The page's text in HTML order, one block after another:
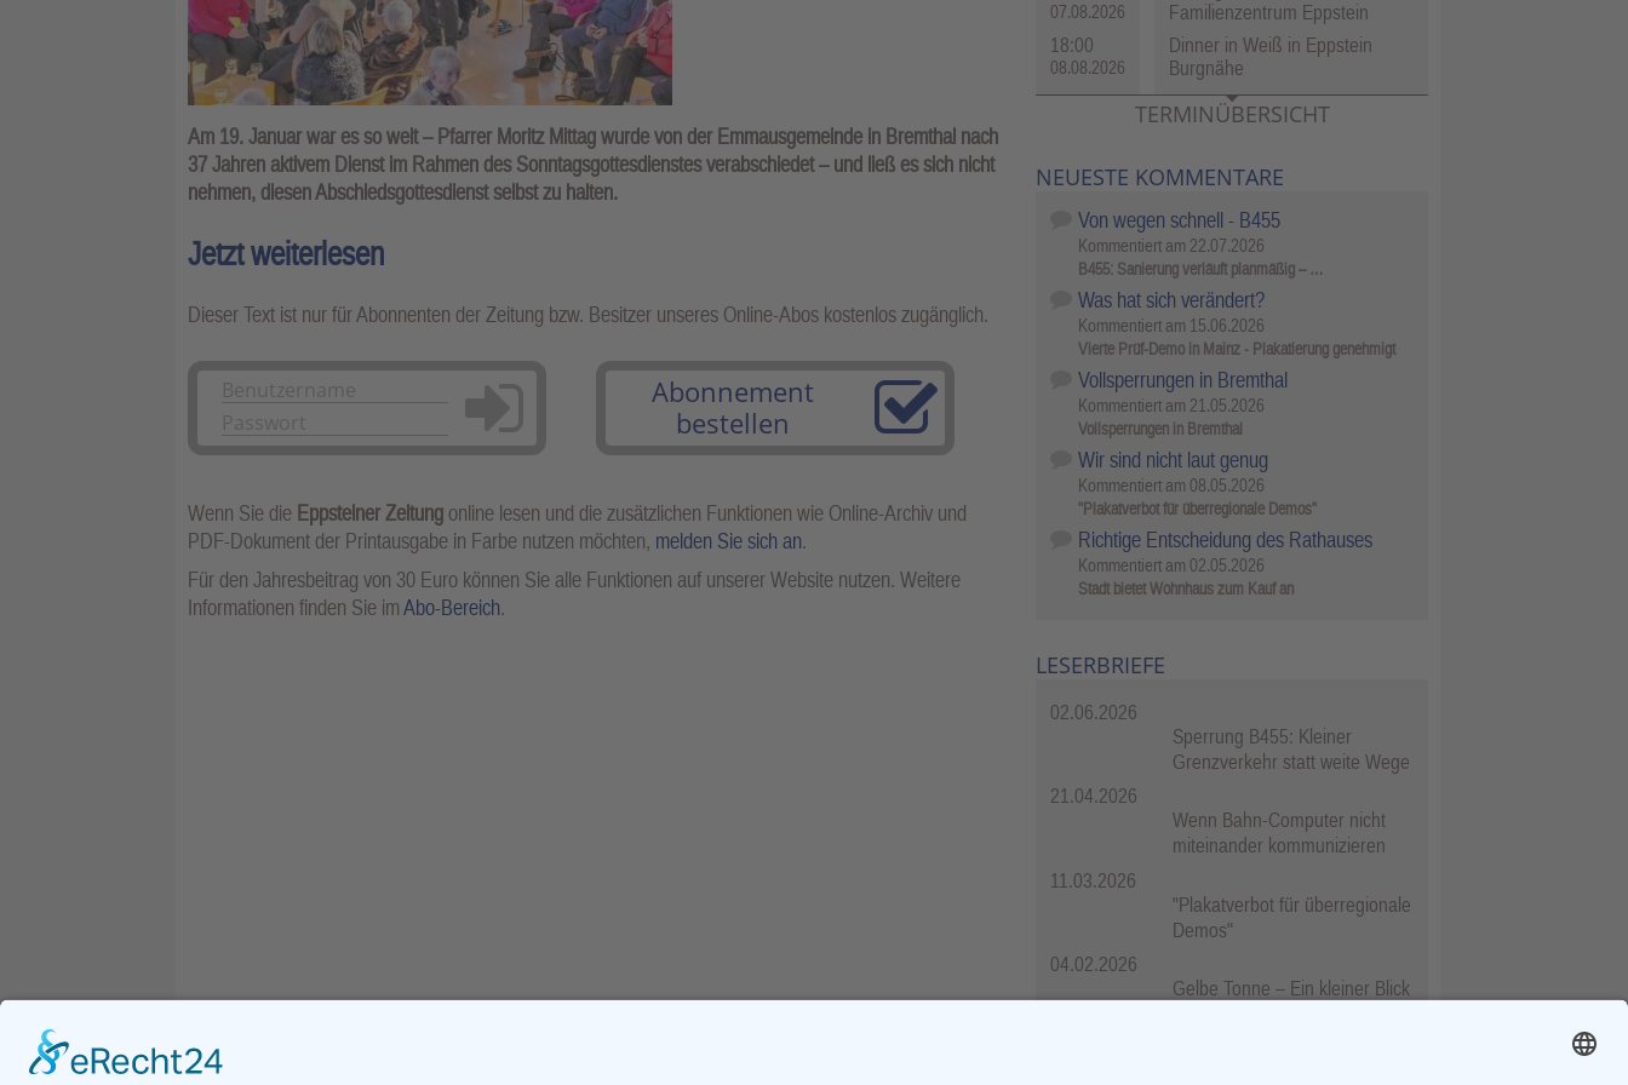
Am 19. Januar war es so weit – Pfarrer Moritz Mittag wurde von der Emmausgemeinde in Bremthal nach
37 Jahren aktivem Dienst im Rahmen des Sonntagsgottesdienstes verabschiedet – und ließ es sich nicht
nehmen, diesen Abschiedsgottesdienst selbst zu halten.
Jetzt weiterlesen
Dieser Text ist nur für Abonnenten der Zeitung bzw. Besitzer unseres Online-Abos kostenlos zugänglich.
Anmelden
Abonnement
bestellen
Wenn Sie die Eppsteiner Zeitung online lesen und die zusätzlichen Funktionen wie Online-Archiv und
PDF-Dokument der Printausgabe in Farbe nutzen möchten, melden Sie sich an.
Für den Jahresbeitrag von 30 Euro können Sie alle Funktionen auf unserer Website nutzen. Weitere
Informationen finden Sie imAbo-Bereich.
07.08.2026
Familienzentrum Eppstein
18:00
08.08.2026
Dinner in Weiß in Eppstein
Burgnähe
TERMINÜBERSICHT
NEUESTE KOMMENTARE
Von wegen schnell - B455
Kommentiert am 22.07.2026
B455: Sanierung verläuft planmäßig – …
Was hat sich verändert?
Kommentiert am 15.06.2026
Vierte Prüf-Demo in Mainz - Plakatierung genehmigt
Vollsperrungen in Bremthal
Kommentiert am 21.05.2026
Vollsperrungen in Bremthal
Wir sind nicht laut genug
Kommentiert am 08.05.2026
"Plakatverbot für überregionale Demos"
Richtige Entscheidung des Rathauses
Kommentiert am 02.05.2026
Stadt bietet Wohnhaus zum Kauf an
LESERBRIEFE
02.06.2026
Sperrung B455: Kleiner
Grenzverkehr statt weite Wege
21.04.2026
Wenn Bahn-Computer nicht
miteinander kommunizieren
11.03.2026
"Plakatverbot für überregionale
Demos"
04.02.2026
Gelbe Tonne – Ein kleiner Blick